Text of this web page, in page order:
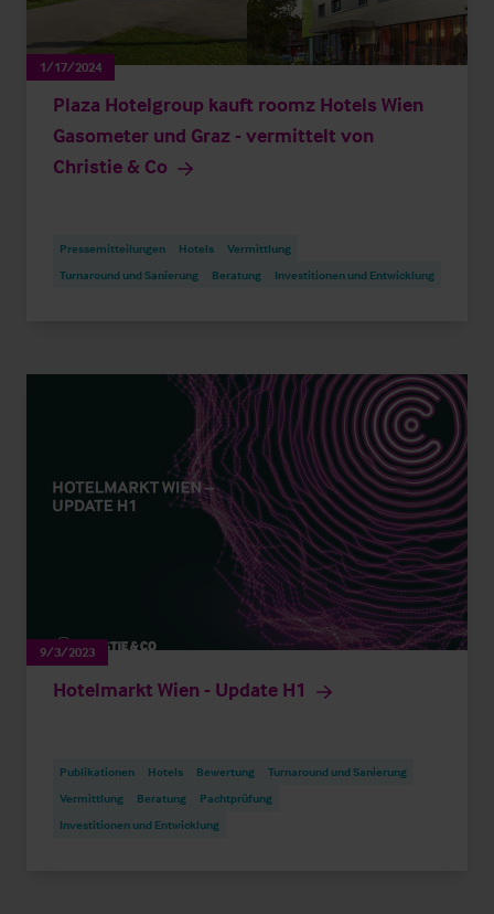
1/17/2024
Plaza Hotelgroup kauft roomz Hotels Wien
Gasometer und Graz - vermittelt von
Christie & Co
Pressemitteilungen Hotels
Vermittlung
Turnaround und Sanierung
Beratung Investitionen und Entwicklung
9/3/2023
Hotelmarkt Wien - Update H1
Publikationen Hotels Bewertung
Turnaround und Sanierung
Vermittlung
Beratung
Pachtprüfung
Investitionen und Entwicklung